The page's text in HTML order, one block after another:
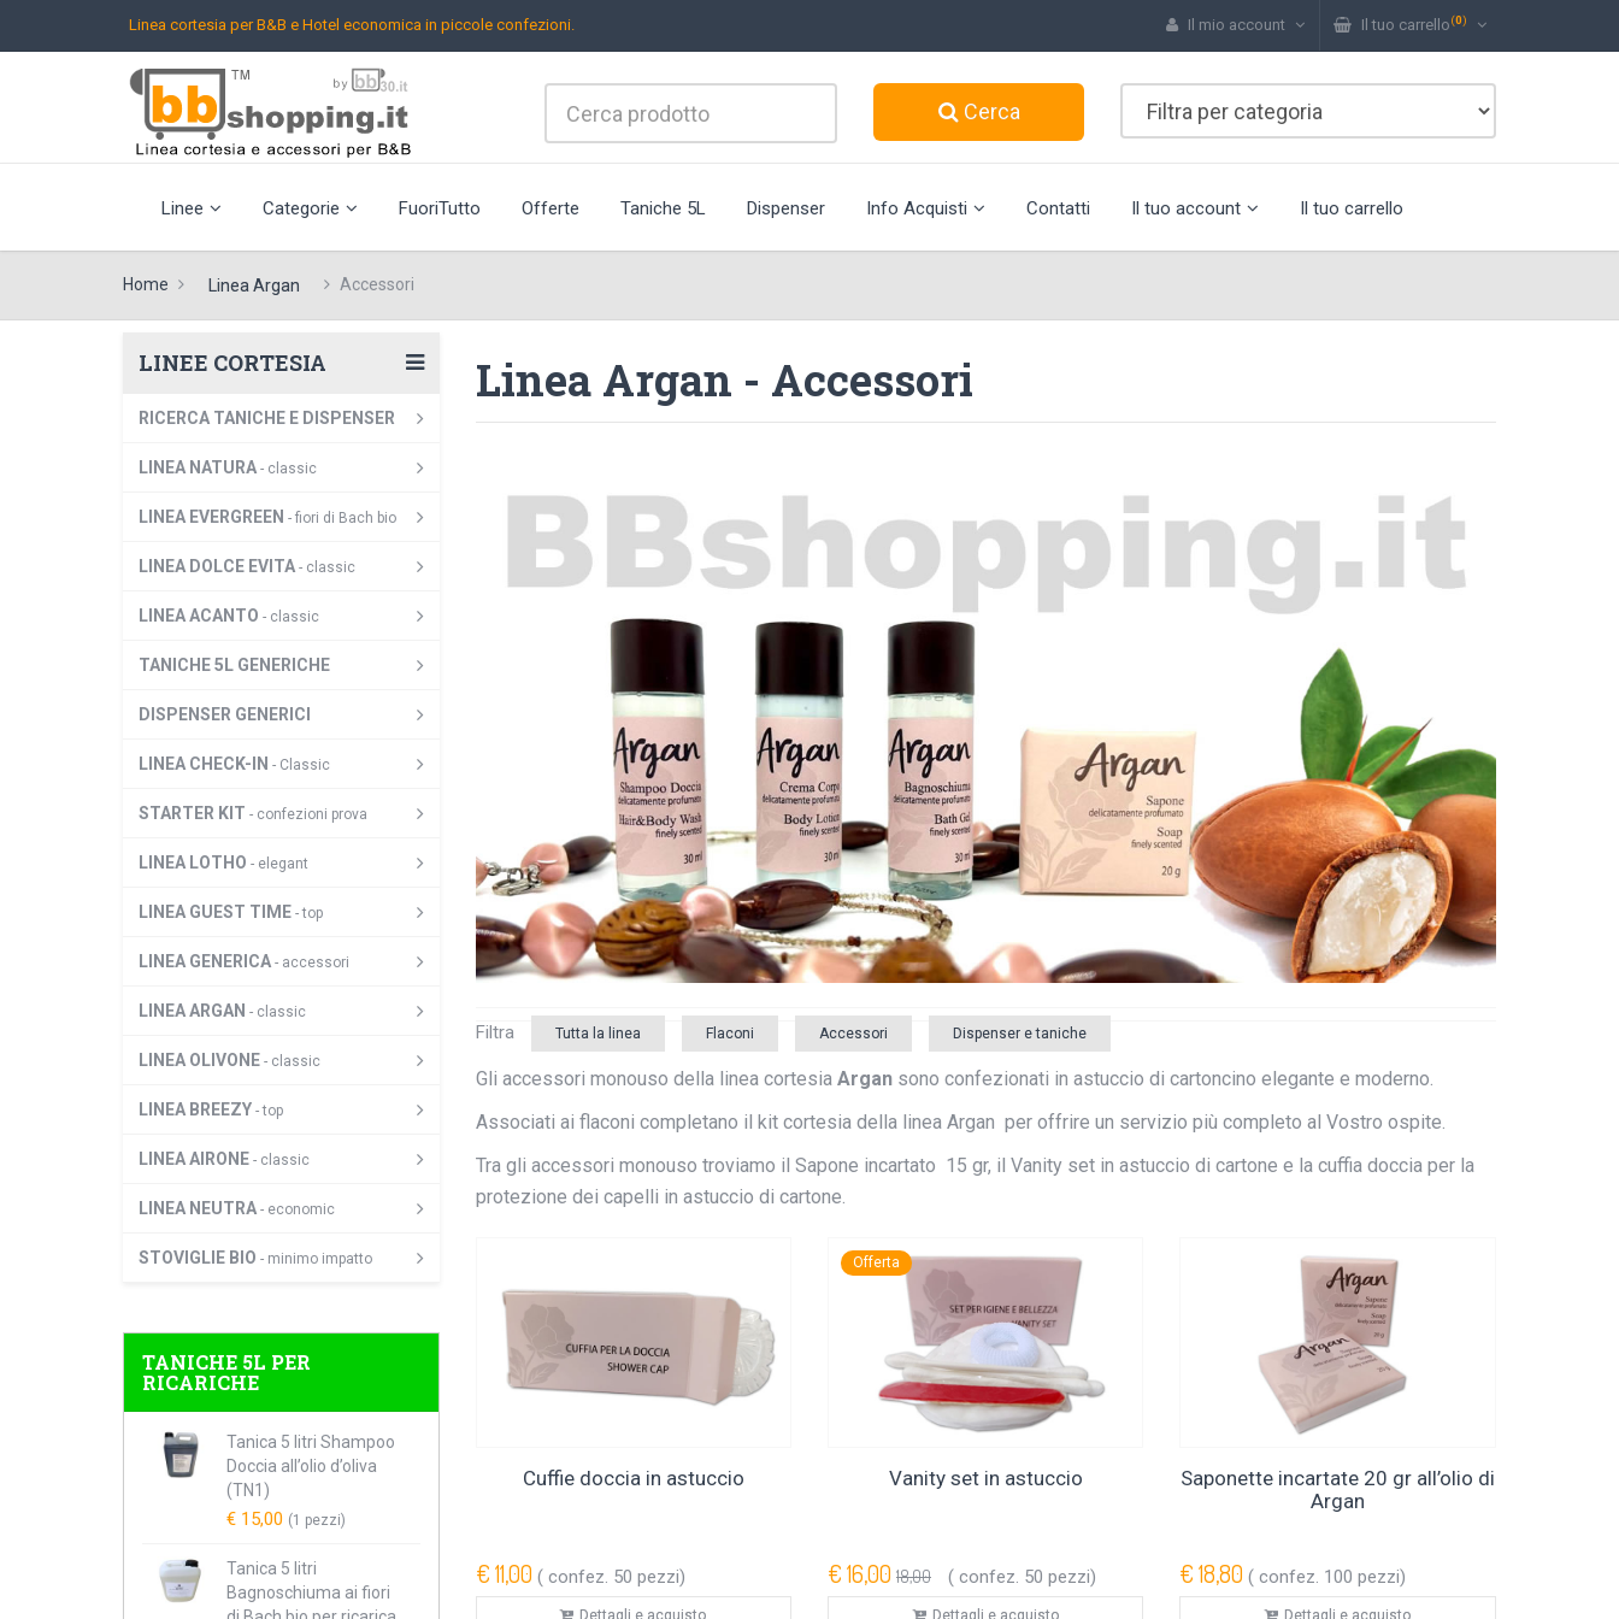
Linea cortesia per B&B e Hotel economica in piccole confezioni. Il mio account Il tuo carrello(0)
Cerca
Linee Categorie FuoriTutto Offerte Taniche 5L Dispenser Info Acquisti Contatti Il tuo account Il tuo carrello
Home Linea Argan Accessori
LINEE CORTESIA
RICERCA TANICHE E DISPENSER
LINEA NATURA - classic
LINEA EVERGREEN - fiori di Bach bio
LINEA DOLCE EVITA - classic
LINEA ACANTO - classic
TANICHE 5L GENERICHE
DISPENSER GENERICI
LINEA CHECK-IN - Classic
STARTER KIT - confezioni prova
LINEA LOTHO - elegant
LINEA GUEST TIME - top
LINEA GENERICA - accessori
LINEA ARGAN - classic
LINEA OLIVONE - classic
LINEA BREEZY - top
LINEA AIRONE - classic
LINEA NEUTRA - economic
STOVIGLIE BIO - minimo impatto
TANICHE 5L PER
RICARICHE
Tanica 5 litri Shampoo
Doccia all’olio d’oliva
(TN1)
€ 15,00 (1 pezzi)
Tanica 5 litri
Bagnoschiuma ai fiori
Linea Argan - Accessori
Filtra Tutta la linea Flaconi Accessori Dispenser e taniche
Gli accessori monouso della linea cortesia Argan sono confezionati in astuccio di cartoncino elegante e moderno.
Associati ai flaconi completano il kit cortesia della linea Argan per offrire un servizio più completo al Vostro ospite.
Tra gli accessori monouso troviamo il Sapone incartato 15 gr, il Vanity set in astuccio di cartone e la cuffia doccia per la
protezione dei capelli in astuccio di cartone.
Cuffie doccia in astuccio
€ 11,00 ( confez. 50 pezzi)
Offerta
Vanity set in astuccio
€ 16,00 18,00 ( confez. 50 pezzi)
Saponette incartate 20 gr all’olio di
Argan
€ 18,80 ( confez. 100 pezzi)